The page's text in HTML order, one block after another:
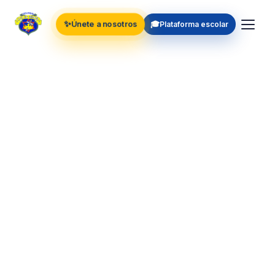
✨Únete a nosotros 🎓Plataforma escolar